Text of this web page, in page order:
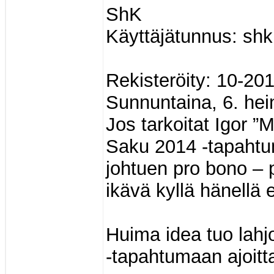
ShK
Käyttäjätunnus: shk
Rekisteröity: 10-
Sunnuntaina, 6.
Jos tarkoitat Igor
Saku 2014 -
johtuen pro bono –
ikävä kyllä hänellä
Huima idea tuo
-tapahtumaan